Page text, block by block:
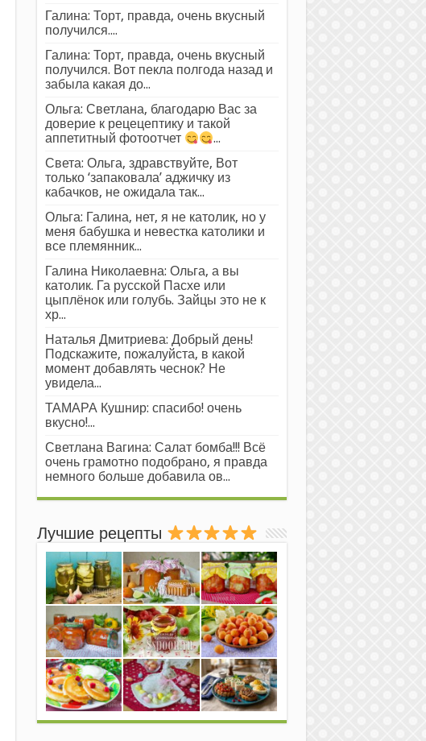
Галина: Торт, правда, очень вкусный
получился....
Галина: Торт, правда, очень вкусный
получился. Вот пекла полгода назад и
забыла какая до...
Ольга: Светлана, благодарю Вас за
доверие к рецецептику и такой
аппетитный фотоотчет
...
Света: Ольга, здравствуйте, Вот
только ‘запаковала’ аджичку из
кабачков, не ожидала так...
Ольга: Галина, нет, я не католик, но у
меня бабушка и невестка католики и
все племянник...
Галина Николаевна: Ольга, а вы
католик. Га русской Пасхе или
цыплёнок или голубь. Зайцы это не к
хр...
Наталья Дмитриева: Добрый день!
Подскажите, пожалуйста, в какой
момент добавлять чеснок? Не
увидела...
ТАМАРА Кушнир: спасибо! очень
вкусно!...
Светлана Вагина: Салат бомба!!! Всё
очень грамотно подобрано, я правда
немного больше добавила ов...
Лучшие рецепты